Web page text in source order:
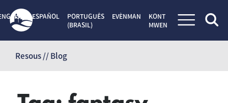
kontni
ESPAÑOL
PORTUGUÊS
(BRASIL)
EVÈNMAN
KONT
MWEN
Resous // Blog